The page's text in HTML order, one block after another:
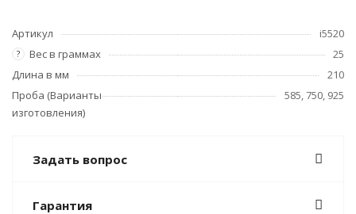
Артикул i5520
? Вес в граммах
25
Длина в мм
210
Проба (Варианты
изготовления)
585, 750, 925
Задать вопрос
Гарантия